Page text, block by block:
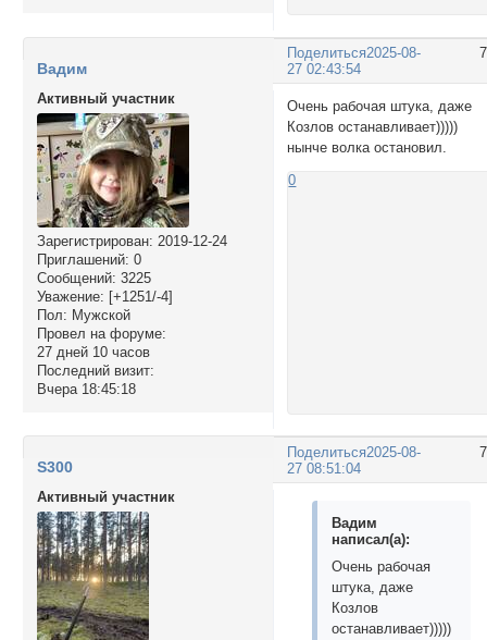
Поделиться2025-08-
27 02:43:54
Вадим
Активный участник
Зарегистрирован: 2019-12-24
Приглашений: 0
Сообщений: 3225
Уважение: [+1251/-4]
Пол: Мужской
Провел на форуме:
27 дней 10 часов
Последний визит:
Вчера 18:45:18
Очень рабочая штука, даже
Козлов останавливает)))))
нынче волка остановил.
0
Поделиться2025-08-
27 08:51:04
S300
Активный участник
Вадим
написал(а):
Очень рабочая
штука, даже
Козлов
останавливает)))))